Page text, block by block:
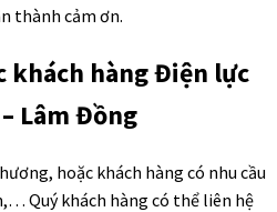
thành cảm ơn.
khách hàng Điện lực
Lâm Đồng
hoặc khách hàng có nhu cầu
Quý khách hàng có thể liên hệ